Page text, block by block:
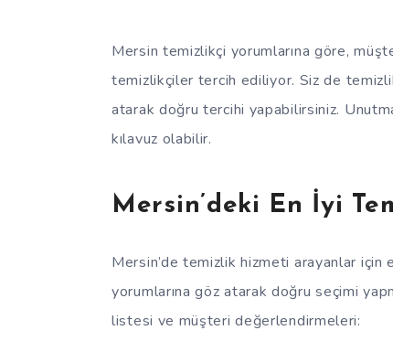
Mersin temizlikçi yorumlarına göre,
temizlikçiler tercih ediliyor. Siz de
atarak doğru tercihi yapabilirsiniz.
kılavuz olabilir.
Mersin’deki En İyi
Mersin’de temizlik hizmeti arayanlar
yorumlarına göz atarak doğru seçimi
listesi ve müşteri değerlendirmeleri: